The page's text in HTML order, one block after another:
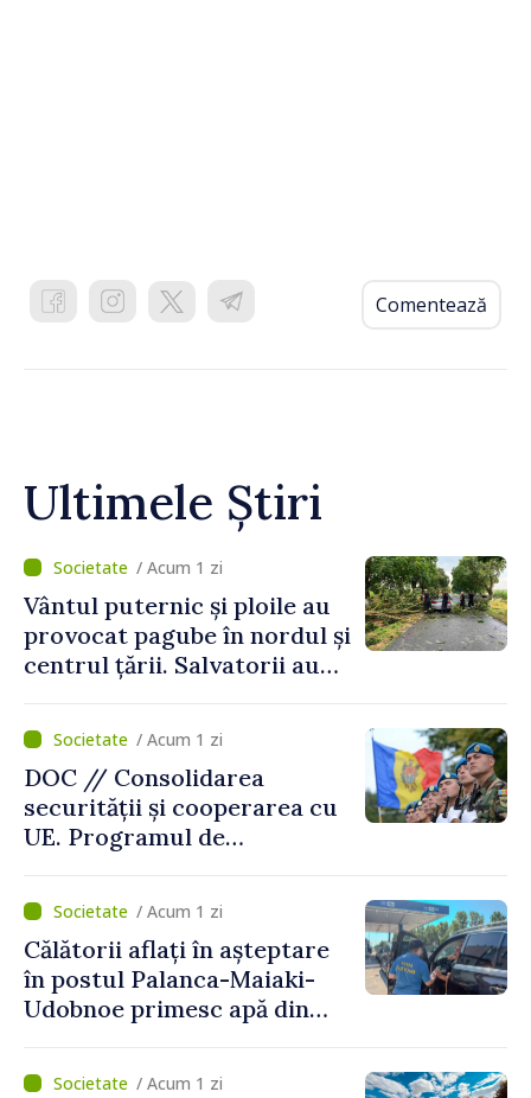
Comentează
Ultimele Știri
/ Acum 1 zi
Vântul puternic și ploile au
provocat pagube în nordul și
centrul țării. Salvatorii au
/ Acum 1 zi
DOC // Consolidarea
securității și cooperarea cu
UE. Programul de
Naționale de Apărare pentru
perioada 2024–2034,
publicat în Monitorul Oficial
/ Acum 1 zi
Călătorii aflați în așteptare
în postul Palanca-Maiaki-
Udobnoe primesc apă din
și a polițiștilor de frontieră
/ Acum 1 zi